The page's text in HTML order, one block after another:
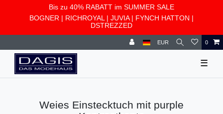
Bis zu 40% RABATT im SUMMER SALE
BOGNER | RICHROYAL | JUVIA| FYNCH HATTON |
DSTREZZED
EUR 0
☰
Weies Einstecktuch mit purple